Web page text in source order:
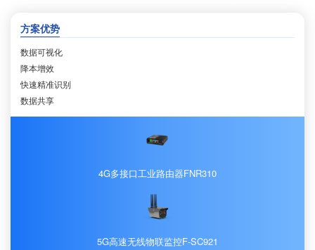
方案优势
数据可视化
降本增效
快速精准识别
数据共享
4G多接口工业路由器FNR310
5G高速无线物联监控F-SC921